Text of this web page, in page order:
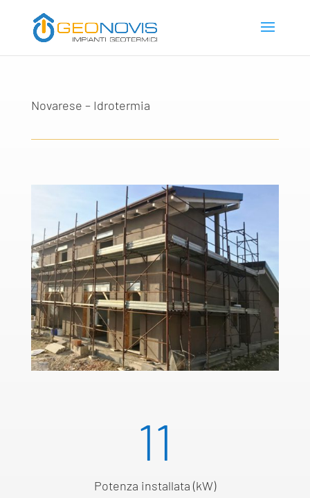
Novarese – Idrotermia
11
Potenza installata (kW)